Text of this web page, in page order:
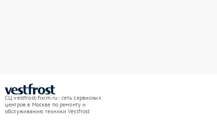
СЦ vestfrost-fixim.ru - сеть сервисных
центров в Москве по ремонту и
обслуживанию техники Vestfrost